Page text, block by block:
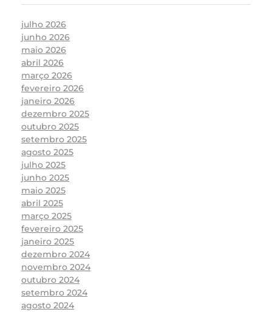
julho 2026
junho 2026
maio 2026
abril 2026
março 2026
fevereiro 2026
janeiro 2026
dezembro 2025
outubro 2025
setembro 2025
agosto 2025
julho 2025
junho 2025
maio 2025
abril 2025
março 2025
fevereiro 2025
janeiro 2025
dezembro 2024
novembro 2024
outubro 2024
setembro 2024
agosto 2024